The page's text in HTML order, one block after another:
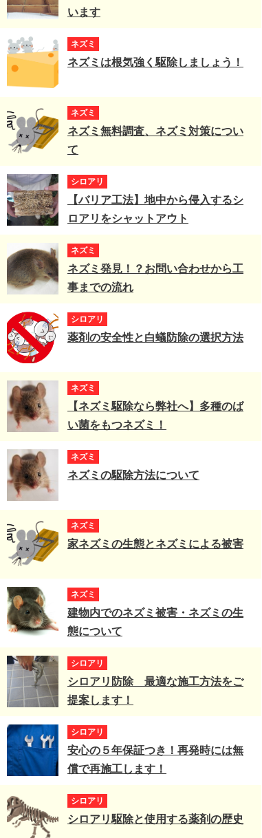
います
ネズミ
ネズミは根気強く駆除しましょう！
ネズミ
ネズミ無料調査、ネズミ対策につい
て
シロアリ
【バリア工法】地中から侵入するシ
ロアリをシャットアウト
ネズミ
ネズミ発見！？お問い合わせから工
事までの流れ
シロアリ
薬剤の安全性と白蟻防除の選択方法
ネズミ
【ネズミ駆除なら弊社へ】多種のば
い菌をもつネズミ！
ネズミ
ネズミの駆除方法について
ネズミ
家ネズミの生態とネズミによる被害
ネズミ
建物内でのネズミ被害・ネズミの生
態について
シロアリ
シロアリ防除 最適な施工方法をご
提案します！
シロアリ
安心の５年保証つき！再発時には無
償で再施工します！
シロアリ
シロアリ駆除と使用する薬剤の歴史